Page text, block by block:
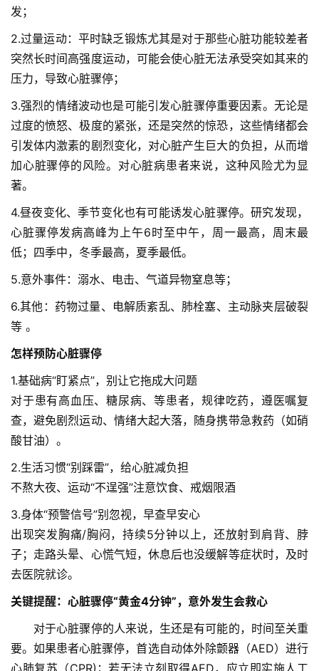
首
页
协
绍
发；
2.过量运动：平时缺乏锻炼尤其是对于那些心脏功能较差者
突然长时间高强度运动，可能会使心脏无法承受突如其来的
压力，导致心脏骤停；
3.强烈的情绪波动也是可能引发心脏骤停重要因素。无论是
过度的愤怒、极度的紧张，还是突然的惊恐，这些情绪都会
引发体内激素的剧烈变化，对心脏产生巨大的负担，从而增
加心脏骤停的风险。对心脏病患者来说，这种风险尤为显
著。
4.昼夜变化、季节变化也有可能诱发心脏骤停。研究发现，
心脏骤停发病高峰为上午6时至中午，周一最高，周末最
低；四季中，冬季最高，夏季最低。
5.意外事件：溺水、电击、气道异物窒息等；
6.其他：药物过量、电解质紊乱、肺栓塞、主动脉夹层破裂
等 。
怎样预防心脏骤停
1.基础病“盯紧点”，别让它拖成大问题
对于患有高血压、糖尿病、等患者，规律吃药，遵医嘱复
查，避免剧烈运动、情绪大起大落，随身携带急救药（如硝
酸甘油）。
2.生活习惯“别踩雷”，给心脏减负担
不熬大夜、运动“不逞强”注意饮食、戒烟限酒
3.身体“预警信号”别忽视，早查早安心
出现突发胸痛/胸闷，持续5分钟以上，还放射到肩背、脖
子；走路头晕、心慌气短，休息后也没缓解等症状时，及时
去医院就诊。
关键提醒：心脏骤停“黄金4分钟”，意外发生会救心
对于心脏骤停的人来说，生还是有可能的，时间至关重
要。如果患者心脏骤停，首选自动体外除颤器（AED）进行